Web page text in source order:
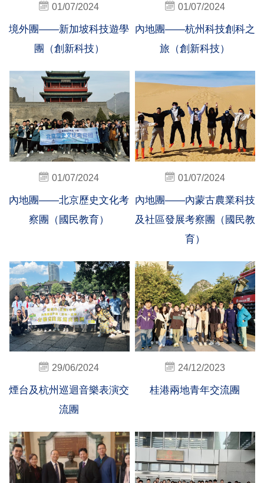
01/07/2024
境外團——新加坡科技遊學
團（創新科技）
01/07/2024
內地團——杭州科技創科之
旅（創新科技）
01/07/2024
內地團——北京歷史文化考
察團（國民教育）
01/07/2024
內地團——內蒙古農業科技
及社區發展考察團（國民教
育）
29/06/2024
煙台及杭州巡迴音樂表演交
流團
24/12/2023
桂港兩地青年交流團